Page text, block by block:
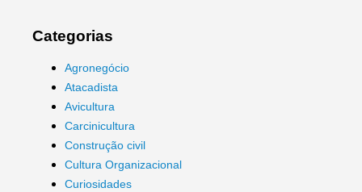
Categorias
Agronegócio
Atacadista
Avicultura
Carcinicultura
Construção civil
Cultura Organizacional
Curiosidades